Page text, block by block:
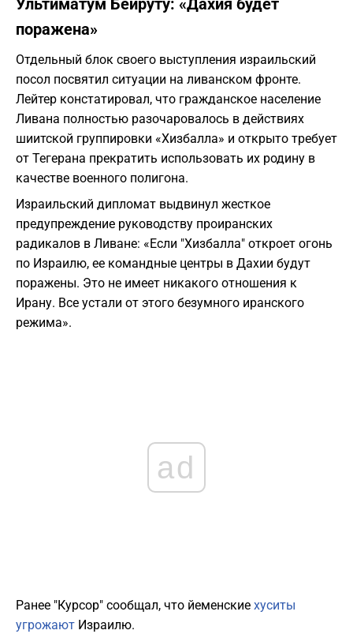
Ультиматум Бейруту: «Дахия будет
поражена»
Отдельный блок своего выступления израильский
посол посвятил ситуации на ливанском фронте.
Лейтер констатировал, что гражданское население
Ливана полностью разочаровалось в действиях
шиитской группировки «Хизбалла» и открыто требует
от Тегерана прекратить использовать их родину в
качестве военного полигона.
Израильский дипломат выдвинул жесткое
предупреждение руководству проиранских
радикалов в Ливане: «Если "Хизбалла" откроет огонь
по Израилю, ее командные центры в Дахии будут
поражены. Это не имеет никакого отношения к
Ирану. Все устали от этого безумного иранского
режима».
ad
Ранее "Курсор" сообщал, что йеменские хуситы
угрожают Израилю.